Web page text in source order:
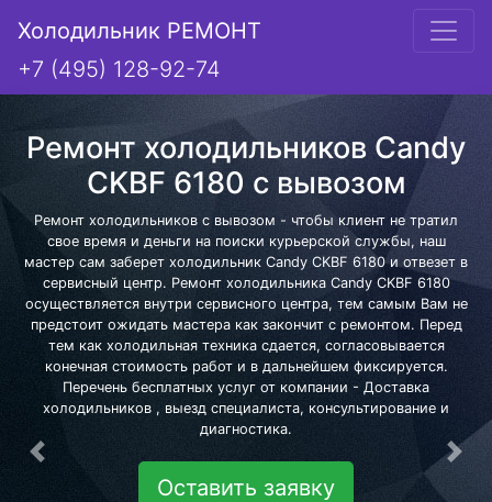
Холодильник РЕМОНТ
+7 (495) 128-92-74
Ремонт холодильников Candy
CKBF 6180 с вывозом
Ремонт холодильников с вывозом - чтобы клиент не тратил
свое время и деньги на поиски курьерской службы, наш
мастер сам заберет холодильник Candy CKBF 6180 и отвезет в
сервисный центр. Ремонт холодильника Candy CKBF 6180
осуществляется внутри сервисного центра, тем самым Вам не
предстоит ожидать мастера как закончит с ремонтом. Перед
тем как холодильная техника сдается, согласовывается
конечная стоимость работ и в дальнейшем фиксируется.
Перечень бесплатных услуг от компании - Доставка
холодильников , выезд специалиста, консультирование и
диагностика.
Оставить заявку
Предыдущая